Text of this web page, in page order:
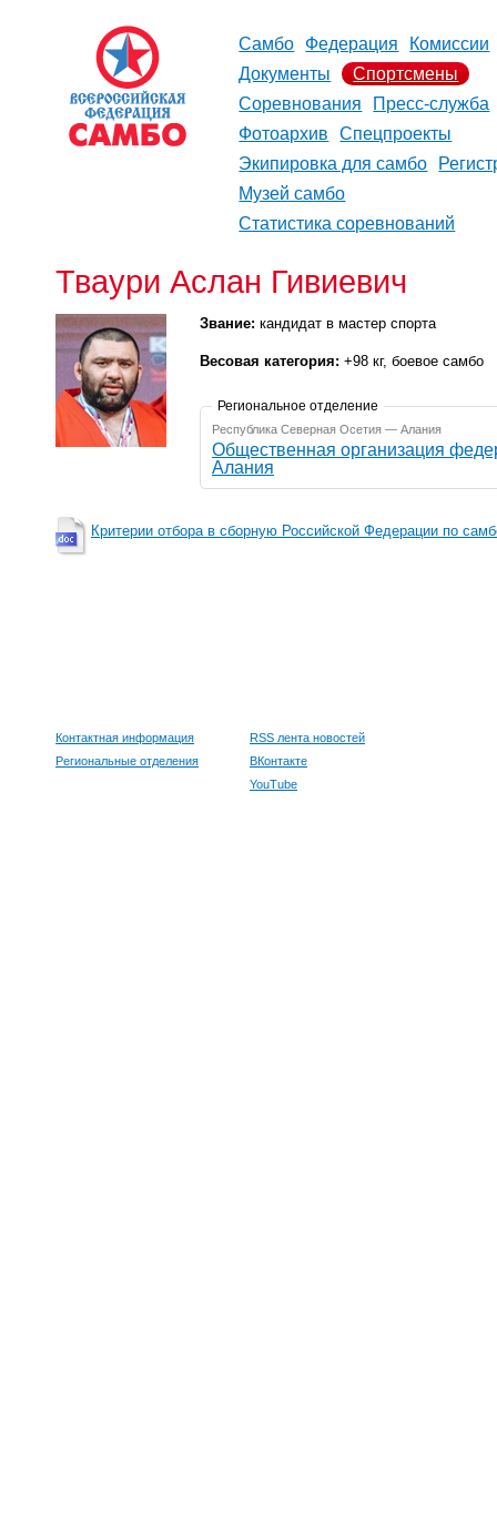
Самбо Федерация
Комиссии
Документы
Спортсмены
Соревнования
Пресс-служба
Фотоархив
Спецпроекты
Экипировка для самбо
Музей самбо
Статистика соревнований
Тваури Аслан Гивиевич
Звание: кандидат в мастер спорта
Весовая категория: +98 кг, боевое самбо
Региональное отделение
Республика Северная Осетия — Алания
Общественная организация
Алания
Критерии отбора в сборную Российской Федерации по
Контактная информация
Региональные отделения
RSS лента новостей
ВКонтакте
YouTube